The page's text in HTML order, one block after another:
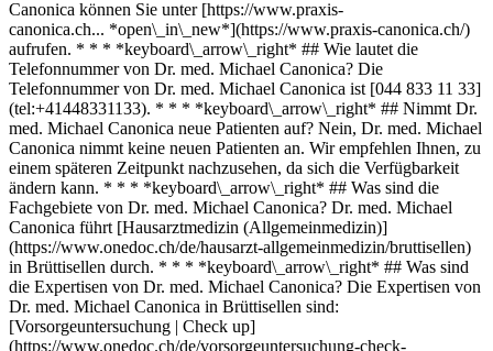
Canonica können Sie unter [https://www.praxis-
canonica.ch... *open\_in\_new*](https://www.praxis-canonica.ch/)
aufrufen. * * * *keyboard\_arrow\_right* ## Wie lautet die
Telefonnummer von Dr. med. Michael Canonica? Die
Telefonnummer von Dr. med. Michael Canonica ist [044 833 11 33]
(tel:+41448331133). * * * *keyboard\_arrow\_right* ## Nimmt Dr.
med. Michael Canonica neue Patienten auf? Nein, Dr. med. Michael
Canonica nimmt keine neuen Patienten an. Wir empfehlen Ihnen, zu
einem späteren Zeitpunkt nachzusehen, da sich die Verfügbarkeit
ändern kann. * * * *keyboard\_arrow\_right* ## Was sind die
Fachgebiete von Dr. med. Michael Canonica? Dr. med. Michael
Canonica führt [Hausarztmedizin (Allgemeinmedizin)]
(https://www.onedoc.ch/de/hausarzt-allgemeinmedizin/bruttisellen)
in Brüttisellen durch. * * * *keyboard\_arrow\_right* ## Was sind
die Expertisen von Dr. med. Michael Canonica? Die Expertisen von
Dr. med. Michael Canonica in Brüttisellen sind:
[Vorsorgeuntersuchung | Check up]
(https://www.onedoc.ch/de/vorsorgeuntersuchung-check-